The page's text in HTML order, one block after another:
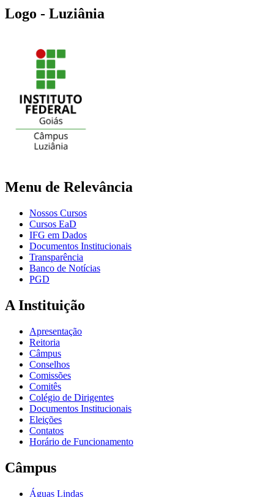
Logo - Luziânia
Menu de Relevância
Nossos Cursos
Cursos EaD
IFG em Dados
Documentos Institucionais
Transparência
Banco de Notícias
PGD
A Instituição
Apresentação
Reitoria
Câmpus
Conselhos
Comissões
Comitês
Colégio de Dirigentes
Documentos Institucionais
Eleições
Contatos
Horário de Funcionamento
Câmpus
Águas Lindas